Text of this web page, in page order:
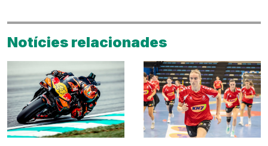
Notícies relacionades